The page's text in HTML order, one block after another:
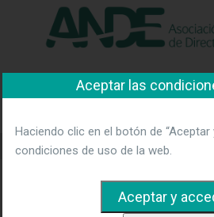
"Ver política"
Asociación
de Emprendimiento Enfermero
Aceptar las
Haciendo clic en el botón de
condiciones de uso de la web.